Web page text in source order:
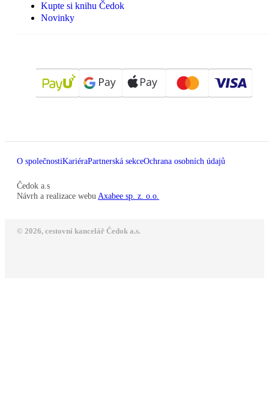
Kupte si knihu Čedok
Novinky
O společnostiKariéraPartnerská sekceOchrana osobních údajů
Čedok a.s
Návrh a realizace webu Axabee sp. z. o.o.
© 2026, cestovní kancelář Čedok a.s.